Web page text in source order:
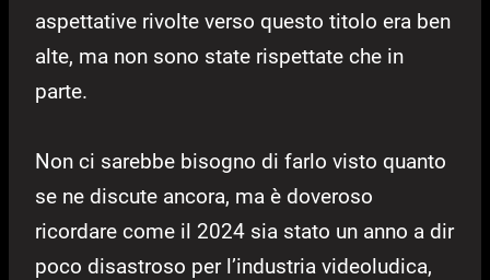
aspettative rivolte verso questo titolo era ben
alte, ma non sono state rispettate che in
parte.
Non ci sarebbe bisogno di farlo visto quanto
se ne discute ancora, ma è doveroso
ricordare come il 2024 sia stato un anno a dir
poco disastroso per l’industria videoludica,